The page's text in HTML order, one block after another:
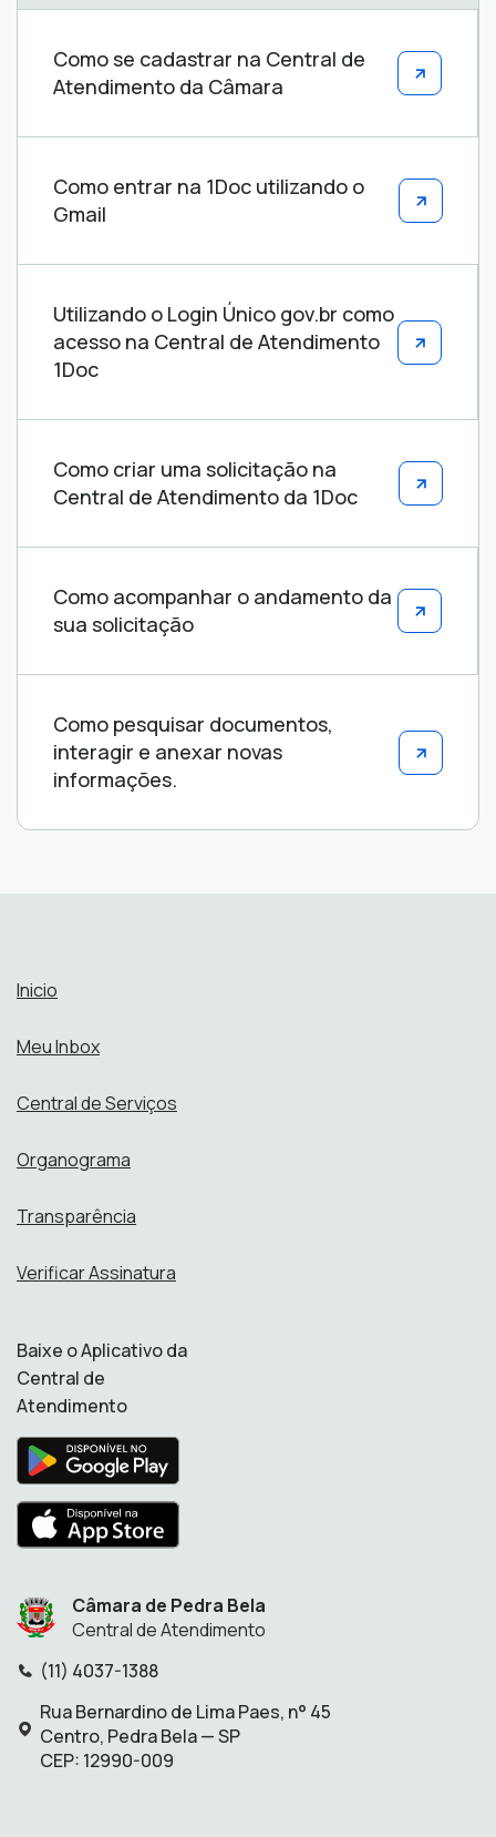
Como se cadastrar na Central de
Atendimento da Câmara
Como entrar na 1Doc utilizando o
Gmail
Utilizando o Login Único gov.br como
acesso na Central de Atendimento
1Doc
Como criar uma solicitação na
Central de Atendimento da 1Doc
Como acompanhar o andamento da
sua solicitação
Como pesquisar documentos,
interagir e anexar novas
informações.
Inicio
Meu Inbox
Central de Serviços
Organograma
Transparência
Verificar Assinatura
Baixe o Aplicativo da
Central de
Atendimento
Câmara de Pedra Bela
Central de Atendimento
(11) 4037-1388
Endereço:
Rua Bernardino de Lima Paes, n° 45
Centro, Pedra Bela — SP
CEP: 12990-009